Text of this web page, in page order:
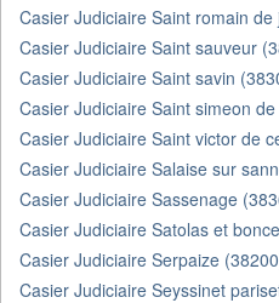
Casier Judiciaire Saint romain
Casier Judiciaire Saint sauveur
Casier Judiciaire Saint savin
Casier Judiciaire Saint simeon
Casier Judiciaire Saint victor de
Casier Judiciaire Salaise sur
Casier Judiciaire Sassenage
Casier Judiciaire Satolas et
Casier Judiciaire Serpaize
Casier Judiciaire Seyssinet